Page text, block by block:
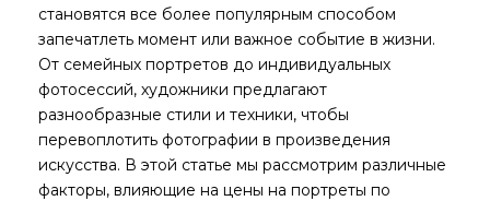
становятся все более популярным способом
запечатлеть момент или важное событие в жизни.
От семейных портретов до индивидуальных
фотосессий, художники предлагают
разнообразные стили и техники, чтобы
перевоплотить фотографии в произведения
искусства. В этой статье мы рассмотрим различные
факторы, влияющие на цены на портреты по